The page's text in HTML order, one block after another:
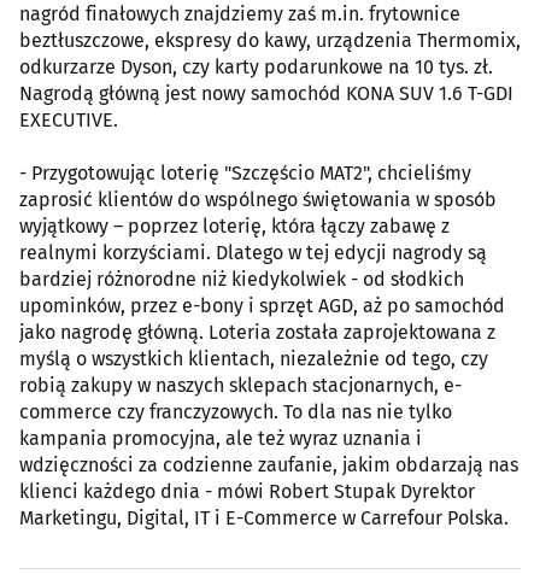
nagród finałowych znajdziemy zaś m.in. frytownice
beztłuszczowe, ekspresy do kawy, urządzenia Thermomix,
odkurzarze Dyson, czy karty podarunkowe na 10 tys. zł.
Nagrodą główną jest nowy samochód KONA SUV 1.6 T-GDI
EXECUTIVE.
- Przygotowując loterię "Szczęścio MAT2", chcieliśmy
zaprosić klientów do wspólnego świętowania w sposób
wyjątkowy – poprzez loterię, która łączy zabawę z
realnymi korzyściami. Dlatego w tej edycji nagrody są
bardziej różnorodne niż kiedykolwiek - od słodkich
upominków, przez e-bony i sprzęt AGD, aż po samochód
jako nagrodę główną. Loteria została zaprojektowana z
myślą o wszystkich klientach, niezależnie od tego, czy
robią zakupy w naszych sklepach stacjonarnych, e-
commerce czy franczyzowych. To dla nas nie tylko
kampania promocyjna, ale też wyraz uznania i
wdzięczności za codzienne zaufanie, jakim obdarzają nas
klienci każdego dnia - mówi Robert Stupak Dyrektor
Marketingu, Digital, IT i E-Commerce w Carrefour Polska.